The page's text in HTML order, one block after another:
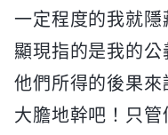
一定程度的我就
顯現指的是我的
他們所得的後果來
大膽地幹吧！只